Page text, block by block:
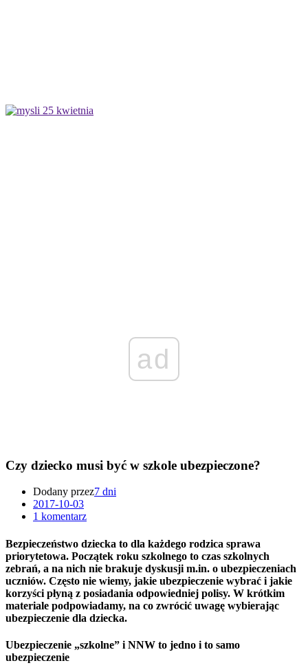
ad
Czy dziecko musi być w szkole ubezpieczone?
Dodany przez7 dni
2017-10-03
1 komentarz
Bezpieczeństwo dziecka to dla każdego rodzica sprawa
priorytetowa. Początek roku szkolnego to czas szkolnych
zebrań, a na nich nie brakuje dyskusji m.in. o ubezpieczeniach
uczniów. Często nie wiemy, jakie ubezpieczenie wybrać i jakie
korzyści płyną z posiadania odpowiedniej polisy. W krótkim
materiale podpowiadamy, na co zwrócić uwagę wybierając
ubezpieczenie dla dziecka.
Ubezpieczenie „szkolne” i NNW to jedno i to samo
ubezpieczenie